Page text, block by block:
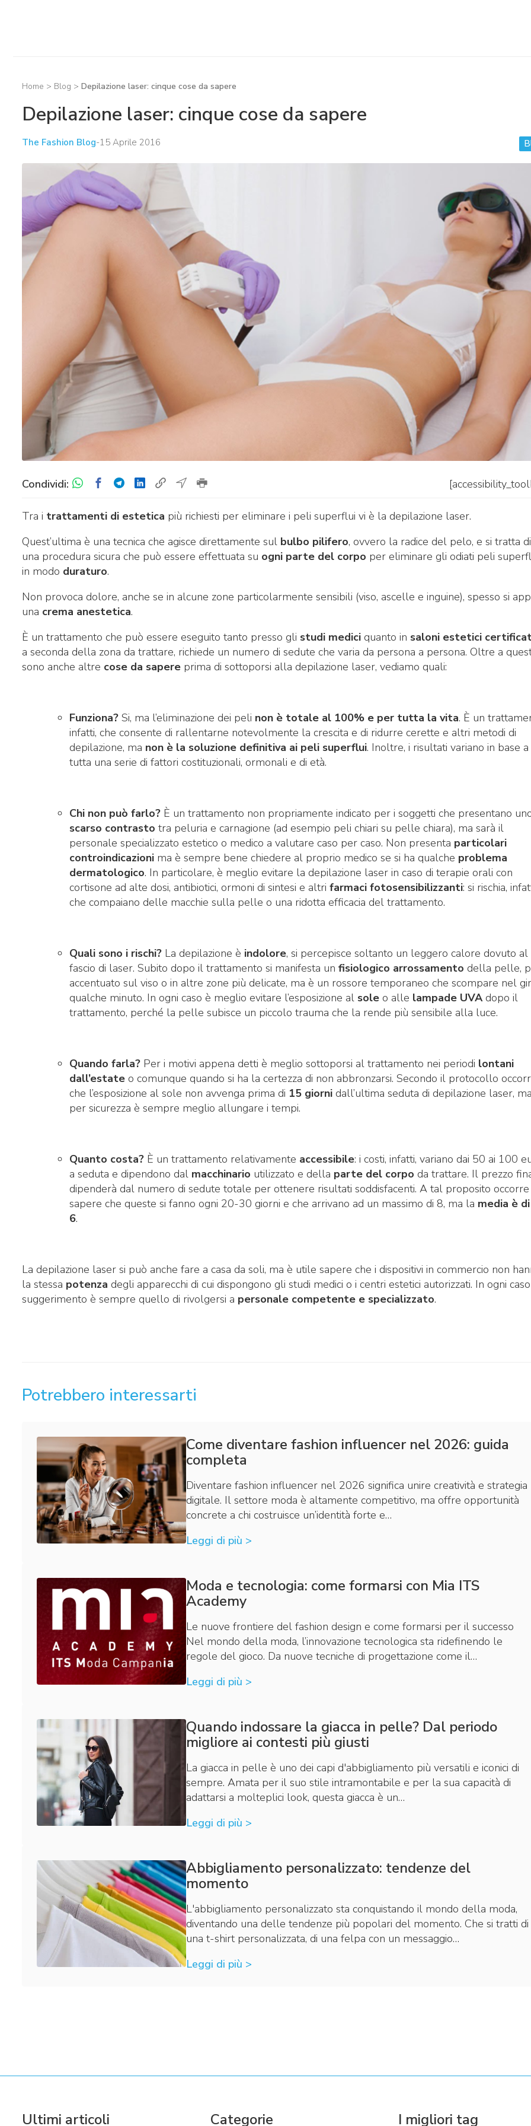
Home > Blog > Depilazione laser: cinque cose da sapere
Depilazione laser: cinque cose da sapere
The Fashion Blog-15 Aprile 2016
Condividi:
Tra i trattamenti di estetica più richiesti per eliminare i peli superflui vi è la depilazione laser.
Quest’ultima è una tecnica che agisce direttamente sul bulbo pilifero, ovvero la radice del pelo, e si tratta di
una procedura sicura che può essere effettuata su ogni parte del corpo per eliminare gli odiati peli
in modo duraturo.
Non provoca dolore, anche se in alcune zone particolarmente sensibili (viso, ascelle e inguine), spesso si
una crema anestetica.
È un trattamento che può essere eseguito tanto presso gli studi medici quanto in saloni estetici
a seconda della zona da trattare, richiede un numero di sedute che varia da persona a persona. Oltre a
sono anche altre cose da sapere prima di sottoporsi alla depilazione laser, vediamo quali:
Funziona? Si, ma l’eliminazione dei peli non è totale al 100% e per tutta la vita. È un
infatti, che consente di rallentarne notevolmente la crescita e di ridurre cerette e altri metodi di
depilazione, ma non è la soluzione definitiva ai peli superflui. Inoltre, i risultati variano in base a
tutta una serie di fattori costituzionali, ormonali e di età.
Chi non può farlo? È un trattamento non propriamente indicato per i soggetti che presentano
scarso contrasto tra peluria e carnagione (ad esempio peli chiari su pelle chiara), ma sarà il
personale specializzato estetico o medico a valutare caso per caso. Non presenta particolari
controindicazioni ma è sempre bene chiedere al proprio medico se si ha qualche problema
dermatologico. In particolare, è meglio evitare la depilazione laser in caso di terapie orali con
cortisone ad alte dosi, antibiotici, ormoni di sintesi e altri farmaci fotosensibilizzanti: si rischia,
che compaiano delle macchie sulla pelle o una ridotta efficacia del trattamento.
Quali sono i rischi? La depilazione è indolore, si percepisce soltanto un leggero calore dovuto al
fascio di laser. Subito dopo il trattamento si manifesta un fisiologico arrossamento della pelle,
accentuato sul viso o in altre zone più delicate, ma è un rossore temporaneo che scompare nel
qualche minuto. In ogni caso è meglio evitare l’esposizione al sole o alle lampade UVAdopo il
trattamento, perché la pelle subisce un piccolo trauma che la rende più sensibile alla luce.
Quando farla? Per i motivi appena detti è meglio sottoporsi al trattamento nei periodi lontani
dall’estate o comunque quando si ha la certezza di non abbronzarsi. Secondo il protocollo
che l’esposizione al sole non avvenga prima di 15 giorni dall’ultima seduta di depilazione laser, ma
per sicurezza è sempre meglio allungare i tempi.
Quanto costa? È un trattamento relativamente accessibile: i costi, infatti, variano dai 50 ai 100
a seduta e dipendono dal macchinario utilizzato e della parte del corpo da trattare. Il prezzo
dipenderà dal numero di sedute totale per ottenere risultati soddisfacenti. A tal proposito occorre
sapere che queste si fanno ogni 20-30 giorni e che arrivano ad un massimo di 8, ma la media è
6.
La depilazione laser si può anche fare a casa da soli, ma è utile sapere che i dispositivi in commercio non
la stessa potenza degli apparecchi di cui dispongono gli studi medici o i centri estetici autorizzati. In ogni
suggerimento è sempre quello di rivolgersi a personale competente e specializzato.
Potrebbero interessarti
Come diventare fashion influencer nel 2026: guida
completa
Diventare fashion influencer nel 2026 significa unire creatività e strategia
digitale. Il settore moda è altamente competitivo, ma offre opportunità
concrete a chi costruisce un’identità forte e…
Leggi di più >
Moda e tecnologia: come formarsi con Mia ITS
Academy
Le nuove frontiere del fashion design e come formarsi per il successo
Nel mondo della moda, l’innovazione tecnologica sta ridefinendo le
regole del gioco. Da nuove tecniche di progettazione come il…
Leggi di più >
Quando indossare la giacca in pelle? Dal periodo
migliore ai contesti più giusti
La giacca in pelle è uno dei capi d'abbigliamento più versatili e iconici di
sempre. Amata per il suo stile intramontabile e per la sua capacità di
adattarsi a molteplici look, questa giacca è un…
Leggi di più >
Abbigliamento personalizzato: tendenze del
momento
L'abbigliamento personalizzato sta conquistando il mondo della moda,
diventando una delle tendenze più popolari del momento. Che si tratti di
una t-shirt personalizzata, di una felpa con un messaggio…
Leggi di più >
Ultimi articoli Categorie I migliori tag